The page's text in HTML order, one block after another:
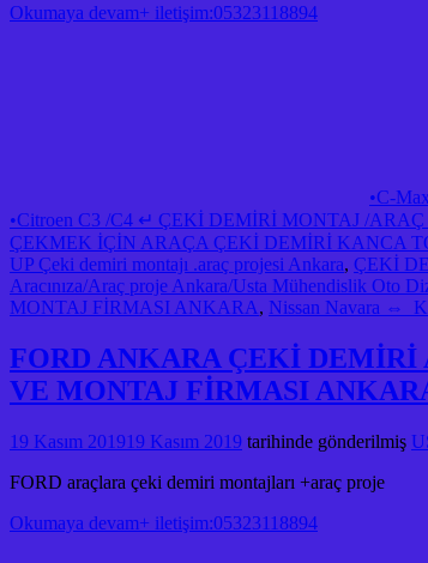
Okumaya devam+ iletişim:05323118894
•C-
•Citroen C3 /C4 ↵ ÇEKİ DEMİRİ MONTAJ /
ÇEKMEK İÇİN ARAÇA ÇEKİ DEMİRİ KANCA
UP Çeki demiri montajı .araç projesi Ankara, ÇEKİ
Aracınıza/Araç proje Ankara/Usta Mühendislik Oto
MONTAJ FİRMASI ANKARA, Nissan Navara ⇔
FORD ANKARA ÇEKİ
VE MONTAJ FİRMASI
19 Kasım 201919 Kasım 2019 tarihinde gönderilmiş
FORD araçlara çeki demiri montajları +araç proje
Okumaya devam+ iletişim:05323118894